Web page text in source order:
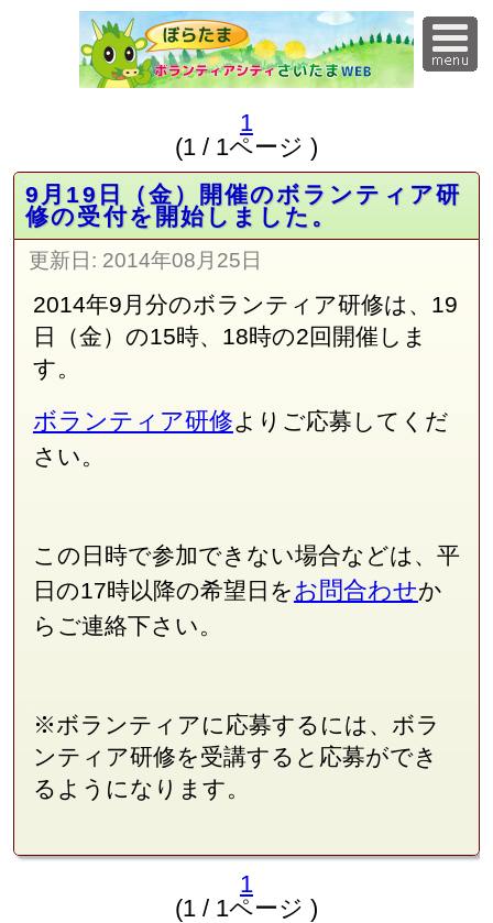
1
(1 / 1ページ )
9月19日（金）開催のボランティア研
修の受付を開始しました。
更新日: 2014年08月25日
2014年9月分のボランティア研修は、19
日（金）の15時、18時の2回開催しま
す。
ボランティア研修よりご応募してくだ
さい。
この日時で参加できない場合などは、平
日の17時以降の希望日をお問合わせか
らご連絡下さい。
※ボランティアに応募するには、ボラ
ンティア研修を受講すると応募ができ
るようになります。
1
(1 / 1ページ )